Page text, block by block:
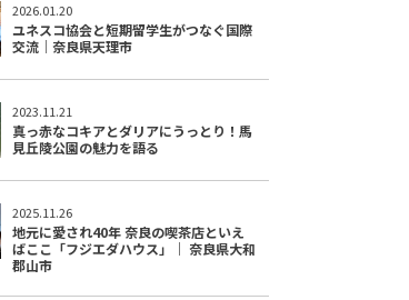
2026.01.20
ユネスコ協会と短期留学生がつなぐ国際
交流｜奈良県天理市
2023.11.21
真っ赤なコキアとダリアにうっとり！馬
見丘陵公園の魅力を語る
2025.11.26
地元に愛され40年 奈良の喫茶店といえ
ばここ「フジエダハウス」｜ 奈良県大和
郡山市